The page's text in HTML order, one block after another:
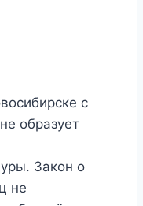
с
образует
Закон о
не